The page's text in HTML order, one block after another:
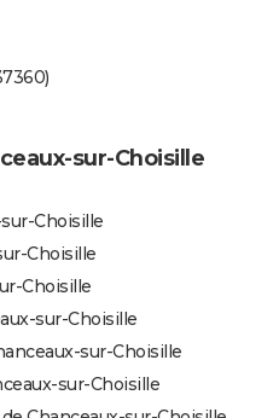
sur-Choisille
Choisille
Choisille
Choisille
sur-Choisille
sur-Choisille
sur-Choisille